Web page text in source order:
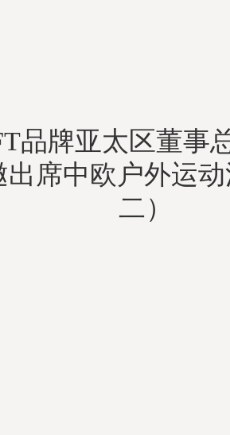
品牌亚太区董事
出席中欧户外运
二）